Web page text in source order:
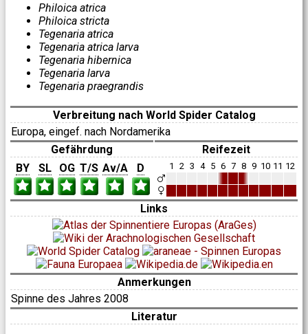
Philoica atrica
Philoica stricta
Tegenaria atrica
Tegenaria atrica larva
Tegenaria hibernica
Tegenaria larva
Tegenaria praegrandis
Verbreitung nach World Spider Catalog
Europa, eingef. nach Nordamerika
Gefährdung
Reifezeit
BY
SL OG T/S Av/A D 1 2 3 4 5 6 7 8 9 10 11 12
Links
Anmerkungen
Spinne des Jahres 2008
Literatur